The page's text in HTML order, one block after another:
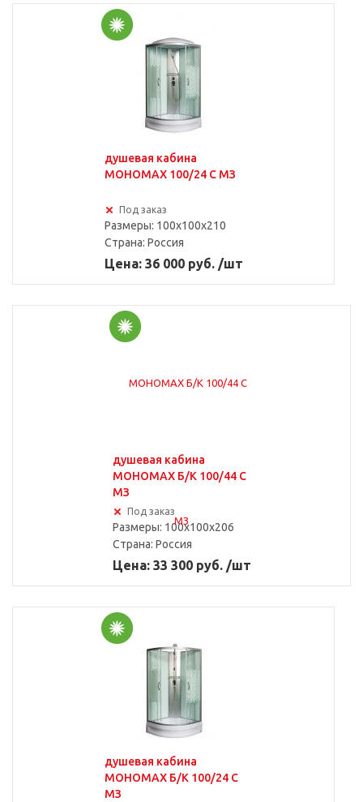
душевая кабина
МОНОМАХ 100/24 С МЗ
Под заказ
Размеры: 100x100x210
Страна: Россия
Цена: 36 000 руб. /шт
душевая кабина
МОНОМАХ Б/К 100/44 С
МЗ
Под заказ
Размеры: 100x100x206
Страна: Россия
Цена: 33 300 руб. /шт
душевая кабина
МОНОМАХ Б/К 100/24 С
МЗ